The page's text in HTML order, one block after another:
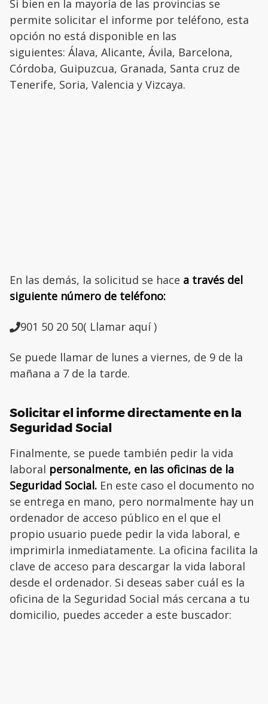
Si bien en la mayoría de las provincias se
permite solicitar el informe por teléfono, esta
opción no está disponible en las
siguientes: Álava, Alicante, Ávila, Barcelona,
Córdoba, Guipuzcua, Granada, Santa cruz de
Tenerife, Soria, Valencia y Vizcaya.
En las demás, la solicitud se hace a través del
siguiente número de teléfono:
901 50 20 50( Llamar aquí )
Se puede llamar de lunes a viernes, de 9 de la
mañana a 7 de la tarde.
Solicitar el informe directamente en la
Seguridad Social
Finalmente, se puede también pedir la vida
laboral personalmente, en las oficinas de la
Seguridad Social. En este caso el documento no
se entrega en mano, pero normalmente hay un
ordenador de acceso público en el que el
propio usuario puede pedir la vida laboral, e
imprimirla inmediatamente. La oficina facilita la
clave de acceso para descargar la vida laboral
desde el ordenador. Si deseas saber cuál es la
oficina de la Seguridad Social más cercana a tu
domicilio, puedes acceder a este buscador: